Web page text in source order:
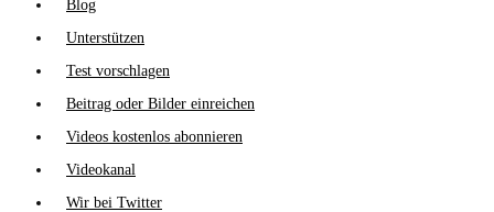
Blog
Unterstützen
Test vorschlagen
Beitrag oder Bilder einreichen
Videos kostenlos abonnieren
Videokanal
Wir bei Twitter